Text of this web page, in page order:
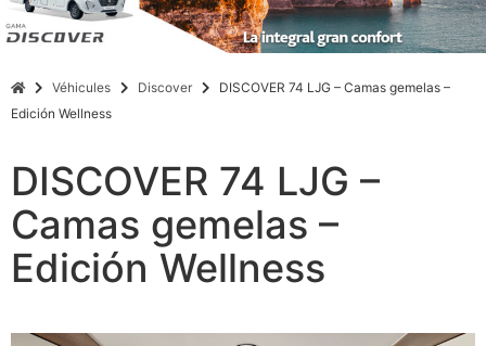
Véhicules Discover
DISCOVER 74 LJG – Camas gemelas –
Edición Wellness
DISCOVER 74 LJG –
Camas gemelas –
Edición Wellness